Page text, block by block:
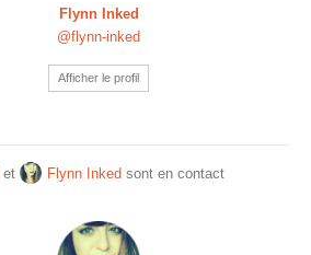
Flynn Inked
@flynn-inked
Afficher le profil
et Flynn Inked sont en contact